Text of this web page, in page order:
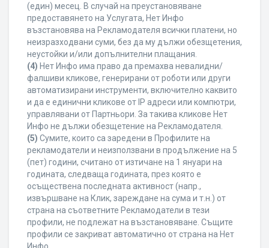
(един) месец. В случай на преустановяване
предоставянето на Услугата, Нет Инфо
възстановява на Рекламодателя всички платени, но
неизразходвани суми, без да му дължи обезщетения,
неустойки и/или допълнителни плащания.
(4) Нет Инфо има право да премахва невалидни/
фалшиви кликове, генерирани от роботи или други
автоматизирани инструменти, включително каквито
и да е единични кликове от IP адреси или компютри,
управлявани от Партньори. За такива кликове Нет
Инфо не дължи обезщетение на Рекламодателя.
(5) Сумите, които са заредени в Профилите на
рекламодатели и неизползвани в продължение на 5
(пет) години, считано от изтичане на 1 януари на
годината, следваща годината, през която е
осъществена последната активност (напр.,
извършване на Клик, зареждане на сума и т.н.) от
страна на съответните Рекламодатели в тези
профили, не подлежат на възстановяване. Същите
профили се закриват автоматично от страна на Нет